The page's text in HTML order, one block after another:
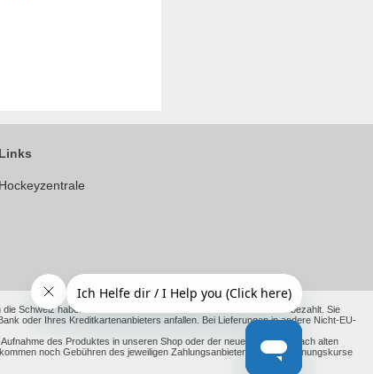
Links
Hockeyzentrale
Schweiz haben wir die anfallenden Kosten bereits für Sie vorab bezahlt. Sie
oder Ihres Kreditkartenanbieters anfallen. Bei Lieferungen in andere Nicht-EU-
des Produktes in unseren Shop oder der neue Richtpreis nach alten
noch Gebühren des jeweiligen Zahlungsanbieter und Umrechnungskurse